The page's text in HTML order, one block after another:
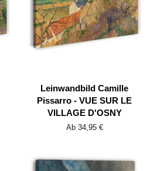
Leinwandbild Camille
Pissarro - VUE SUR LE
VILLAGE D'OSNY
Ab 34,95 €